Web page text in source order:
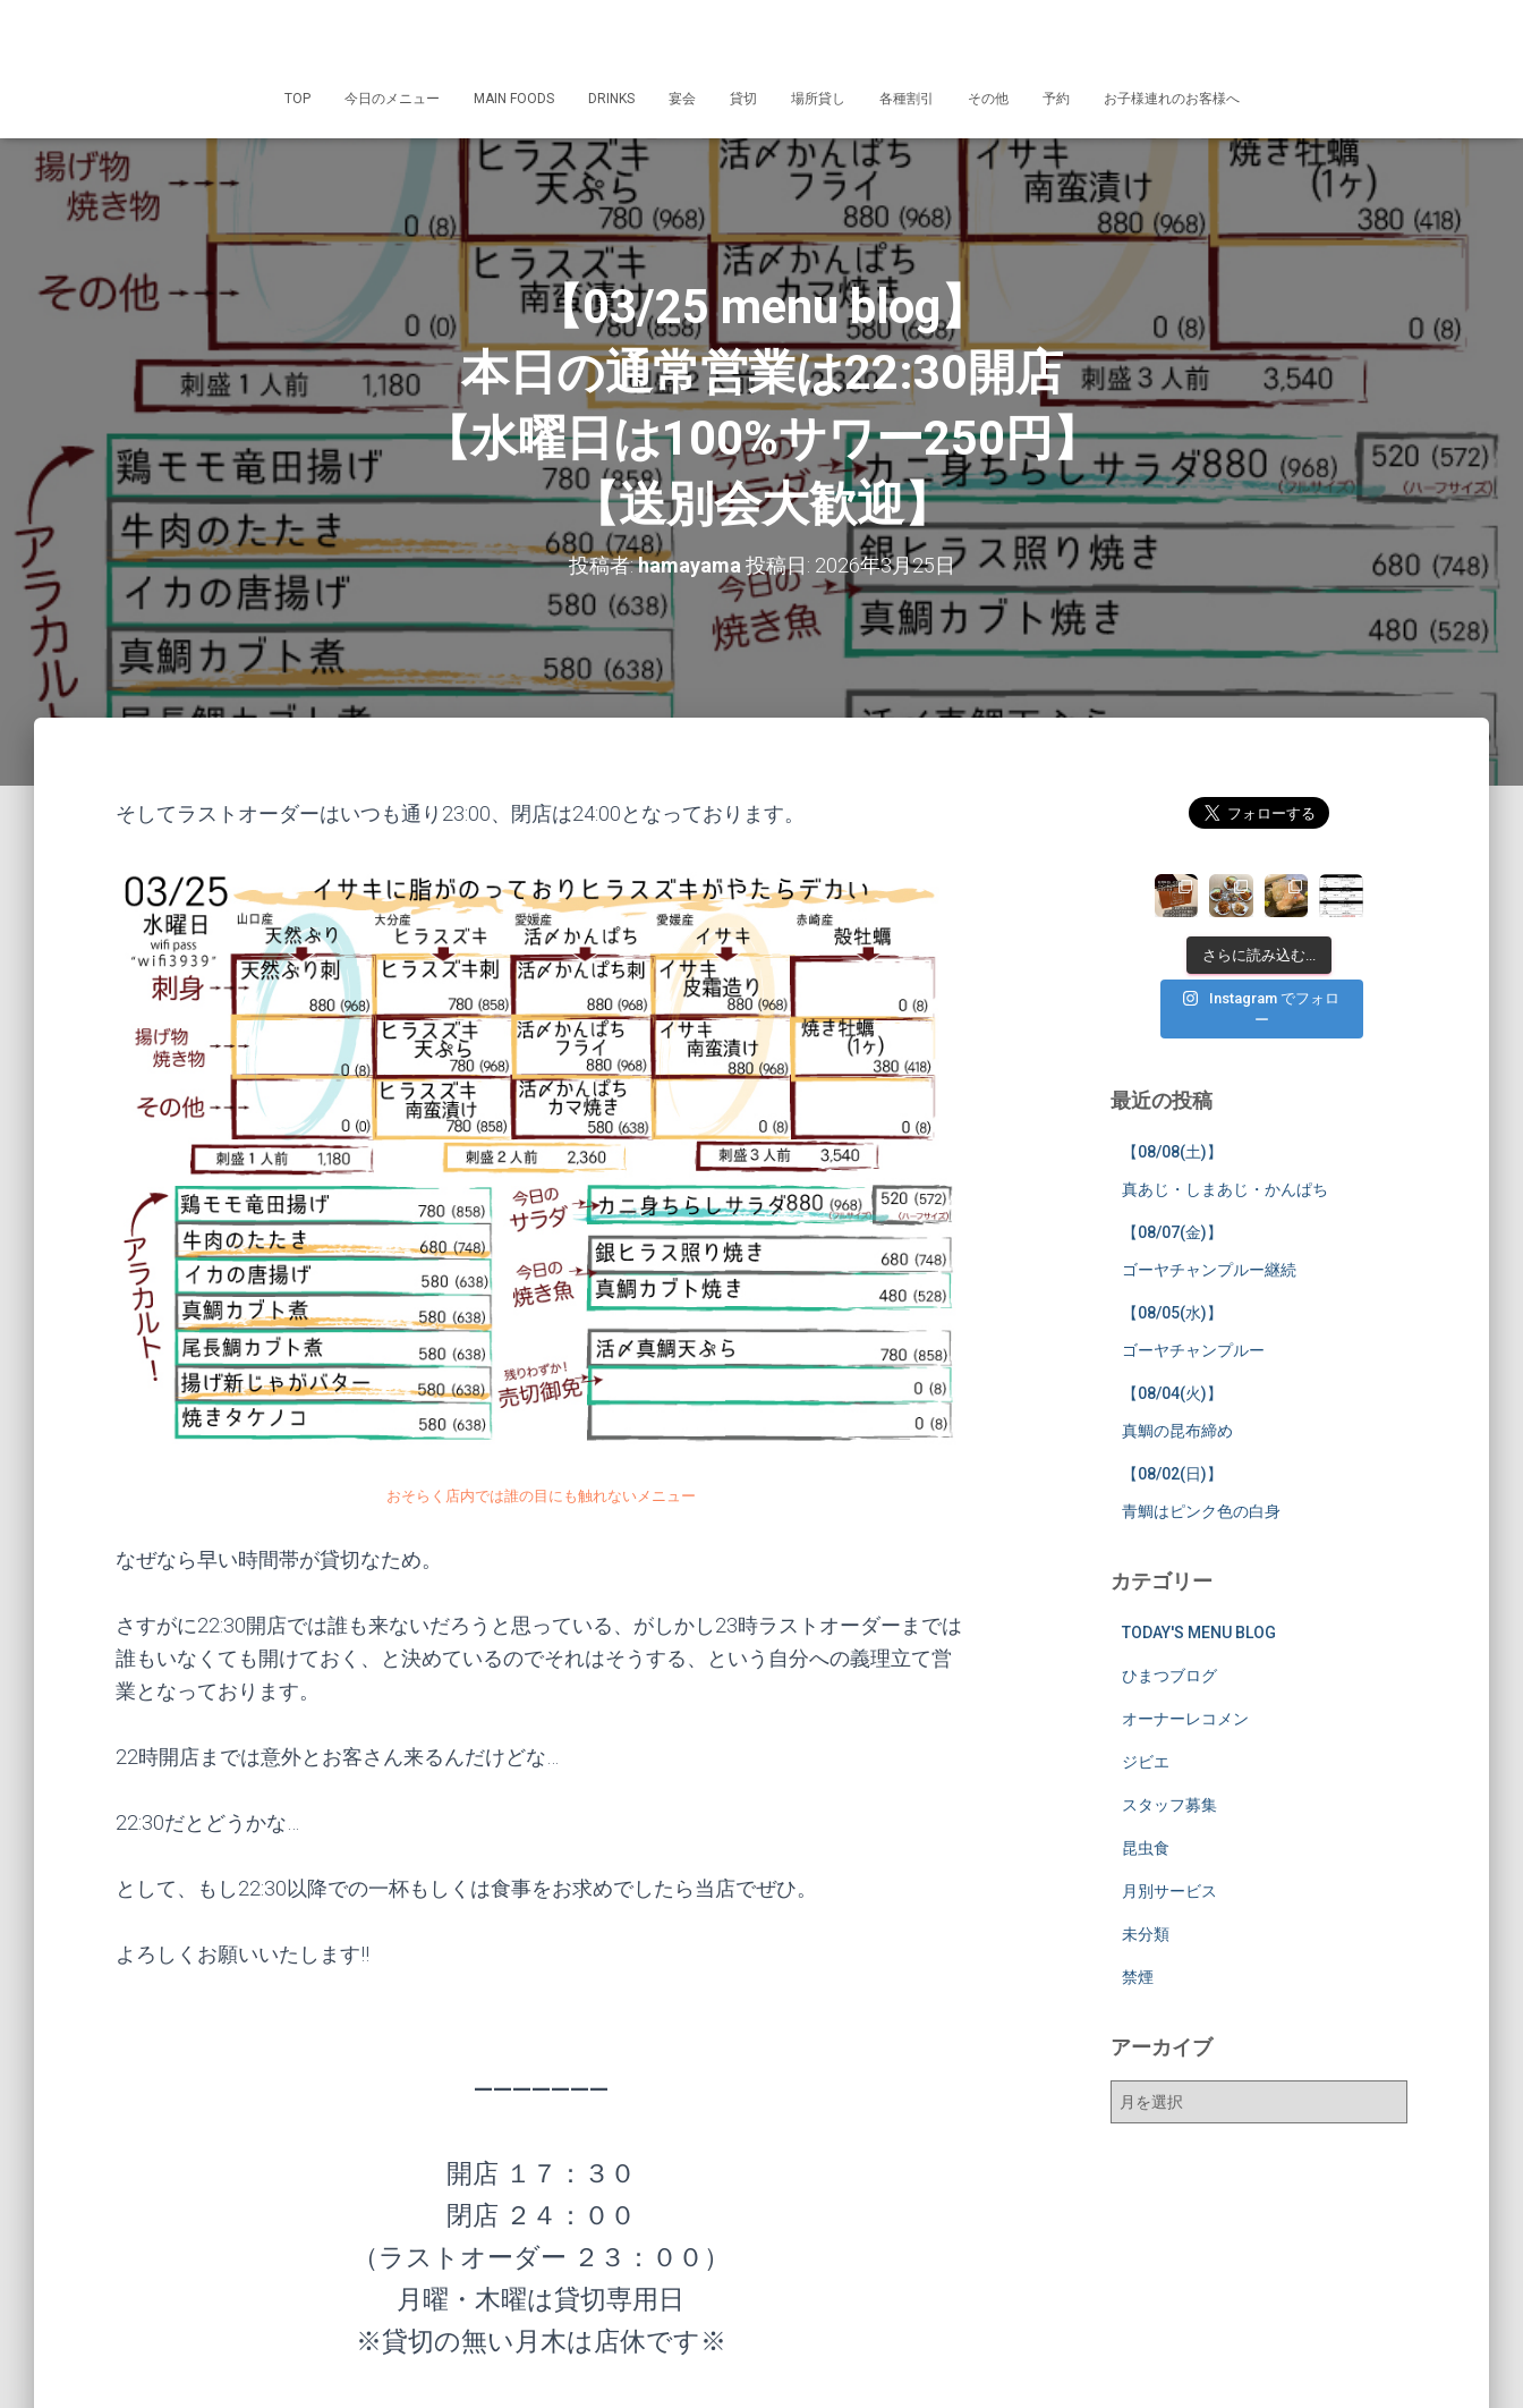
TOP 今日のメニュー MAIN FOODS DRINKS 宴会 貸切 場所貸し 各種割引 その他 予約 お子様連れのお客様へ
【03/25 menu blog】
本日の通常営業は22:30開店
【水曜日は100%サワー250円】
【送別会大歓迎】
投稿者:hamayama 投稿日: 2026年3月25日
そしてラストオーダーはいつも通り23:00、閉店は24:00となっております。
おそらく店内では誰の目にも触れないメニュー
なぜなら早い時間帯が貸切なため。
さすがに22:30開店では誰も来ないだろうと思っている、がしかし23時ラストオーダーまでは
誰もいなくても開けておく、と決めているのでそれはそうする、という自分への義理立て営
業となっております。
22時開店までは意外とお客さん来るんだけどな…
22:30だとどうかな…
として、もし22:30以降での一杯もしくは食事をお求めでしたら当店でぜひ。
よろしくお願いいたします!!
———————
開店 １７：３０
閉店 ２４：００
（ラストオーダー ２３：００）
月曜・木曜は貸切専用日
※貸切の無い月木は店休です※
さらに読み込む...
Instagram でフォロ
ー
最近の投稿
【08/08(土)】
真あじ・しまあじ・かんぱち
【08/07(金)】
ゴーヤチャンプルー継続
【08/05(水)】
ゴーヤチャンプルー
【08/04(火)】
真鯛の昆布締め
【08/02(日)】
青鯛はピンク色の白身
カテゴリー
TODAY'S MENU BLOG
ひまつブログ
オーナーレコメン
ジビエ
スタッフ募集
昆虫食
月別サービス
未分類
禁煙
アーカイブ
ア